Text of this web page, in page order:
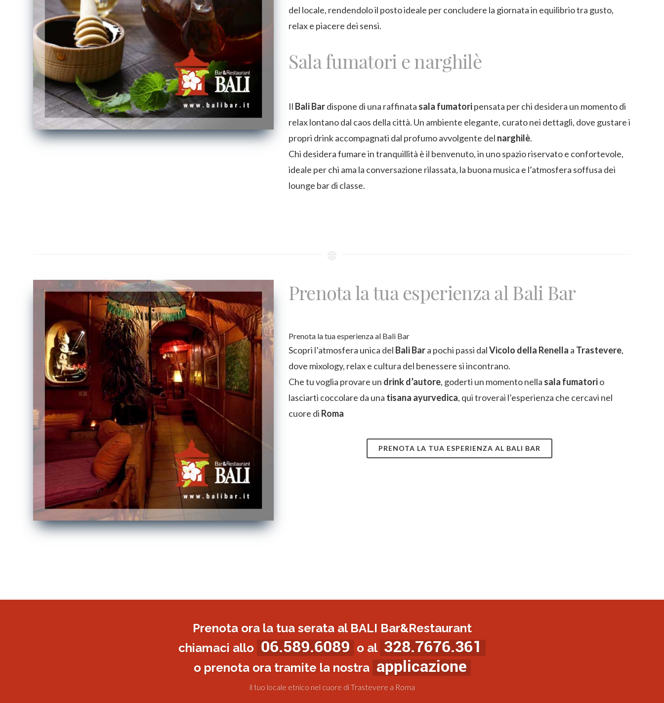
del locale, rendendolo il posto ideale per concludere la giornata in equilibrio tra gusto,
relax e piacere dei sensi.
Sala fumatori e narghilè
Il Bali Bardispone di una raffinata sala fumatoripensata per chi desidera un momento di
relax lontano dal caos della città. Un ambiente elegante, curato nei dettagli, dove gustare i
propri drink accompagnati dal profumo avvolgente del narghilè.
Chi desidera fumare in tranquillità è il benvenuto, in uno spazio riservato e confortevole,
ideale per chi ama la conversazione rilassata, la buona musica e l’atmosfera soffusa dei
lounge bar di classe.
Prenota la tua esperienza al Bali Bar
Prenota la tua esperienza al Bali Bar
Scopri l’atmosfera unica del Bali Bara pochi passi dalVicolo della Renella a Trastevere,
dove mixology, relax e cultura del benessere si incontrano.
Che tu voglia provare un drink d’autore, goderti un momento nella sala fumatorio
lasciarti coccolare da una tisana ayurvedica, qui troverai l’esperienza che cercavi nel
cuore di Roma
PRENOTA LA TUA ESPERIENZA AL BALI BAR
Prenota ora la tua serata al BALI Bar&Restaurant
chiamaci allo 06.589.6089 o al 328.7676.361
o prenota ora tramite la nostra applicazione
il tuo locale etnico nel cuore di Trastevere a Roma